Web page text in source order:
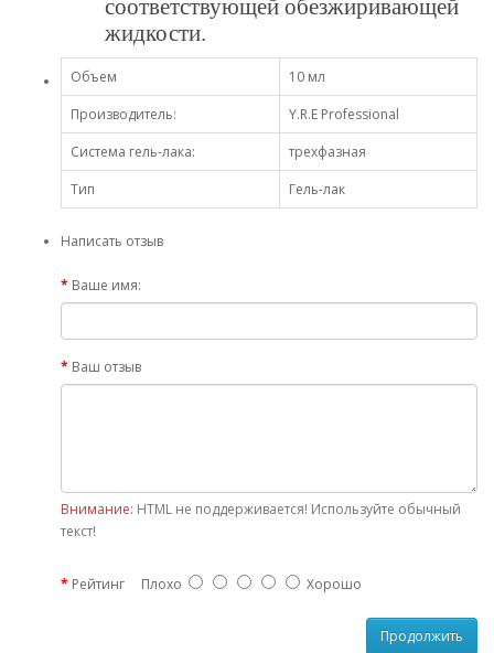
соответствующей обезжиривающей
жидкости.
Объем
10 мл
Производитель:
Y.R.E Professional
Система гель-лака:
трехфазная
Тип
Гель-лак
Написать отзыв
Ваше имя:
Ваш отзыв
Внимание: HTML не поддерживается! Используйте обычный
текст!
Рейтинг Плохо Хорошо
Продолжить